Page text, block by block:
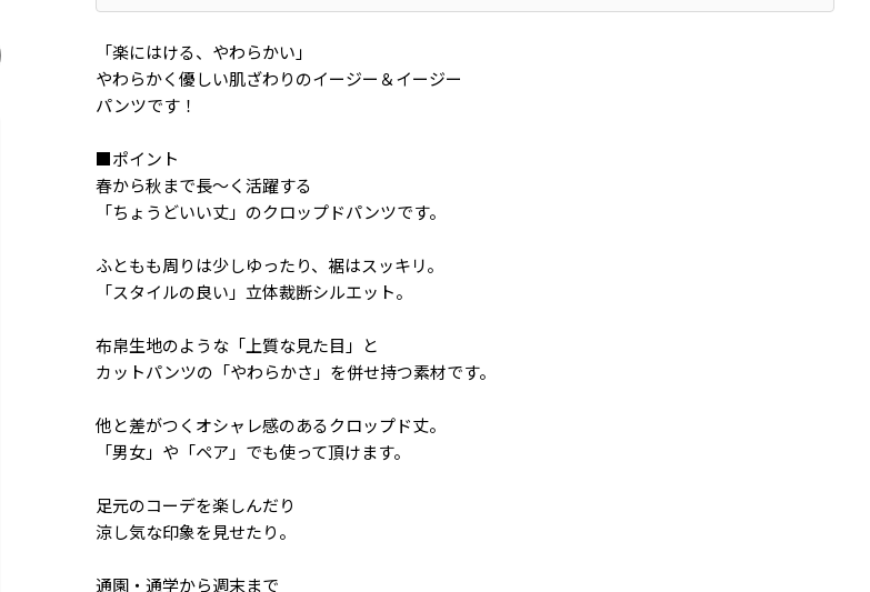
「楽にはける、やわらかい」
やわらかく優しい肌ざわりのイージー＆イージー
パンツです！
■ポイント
春から秋まで長～く活躍する
「ちょうどいい丈」のクロップドパンツです。
ふともも周りは少しゆったり、裾はスッキリ。
「スタイルの良い」立体裁断シルエット。
布帛生地のような「上質な見た目」と
カットパンツの「やわらかさ」を併せ持つ素材です。
他と差がつくオシャレ感のあるクロップド丈。
「男女」や「ペア」でも使って頂けます。
足元のコーデを楽しんだり
涼し気な印象を見せたり。
通園・通学から週末まで